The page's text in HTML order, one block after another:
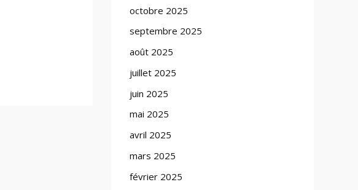
octobre 2025
septembre 2025
août 2025
juillet 2025
juin 2025
mai 2025
avril 2025
mars 2025
février 2025